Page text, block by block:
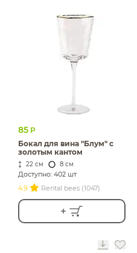
85 Р
Бокал для вина "Блум" с
золотым кантом
22 см 8 см
Доступно: 402 шт
4.9
Rental bees (1047)